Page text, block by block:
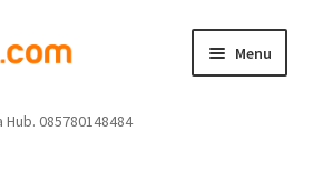
Menu
085780148484